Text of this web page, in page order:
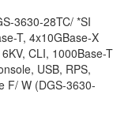
3630-28TC/ *SI
T, 4x10GBase-X
CLI, 1000Base-T
USB, RPS,
F/ W (DGS-3630-